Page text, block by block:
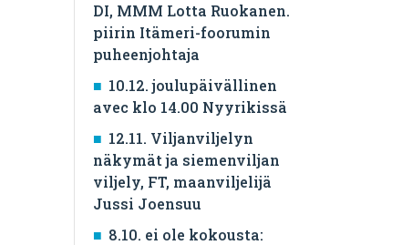
DI, MMM Lotta Ruokanen.
piirin Itämeri-foorumin
puheenjohtaja
10.12. joulupäivällinen
avec klo 14.00 Nyyrikissä
12.11. Viljanviljelyn
näkymät ja siemenviljan
viljely, FT, maanviljelijä
Jussi Joensuu
8.10. ei ole kokousta: